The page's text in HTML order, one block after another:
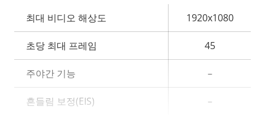
속
성
설
명
속
성
값
최대 비디오 해상도 1920x1080
초당 최대 프레임 45
주야간 기능 –
흔들림 보정(EIS) –